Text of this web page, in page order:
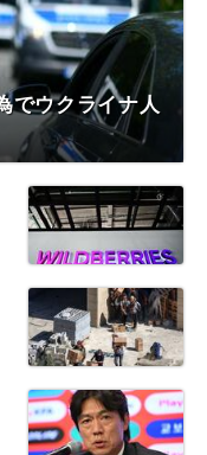
でウクライナ人